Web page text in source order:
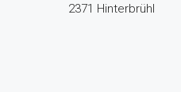
2371 Hinterbrühl